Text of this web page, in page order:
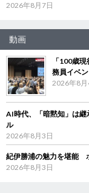
2026年8月7日
動画
「100歳
務員イベ
2026年8月
AI時代、「暗黙知」は
ル
2026年8月3日
紀伊勝浦の魅力を堪能
2026年8月3日